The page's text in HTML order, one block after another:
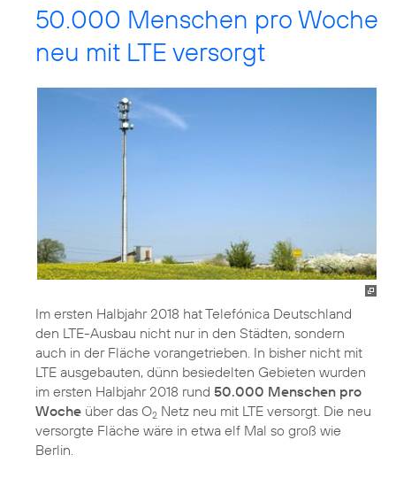
50.000 Menschen pro Woche
neu mit LTE versorgt
Im ersten Halbjahr 2018 hat Telefónica Deutschland
den LTE-Ausbau nicht nur in den Städten, sondern
auch in der Fläche vorangetrieben. In bisher nicht mit
LTE ausgebauten, dünn besiedelten Gebieten wurden
im ersten Halbjahr 2018 rund 50.000 Menschen pro
Woche über das O2 Netz neu mit LTE versorgt. Die neu
versorgte Fläche wäre in etwa elf Mal so groß wie
Berlin.